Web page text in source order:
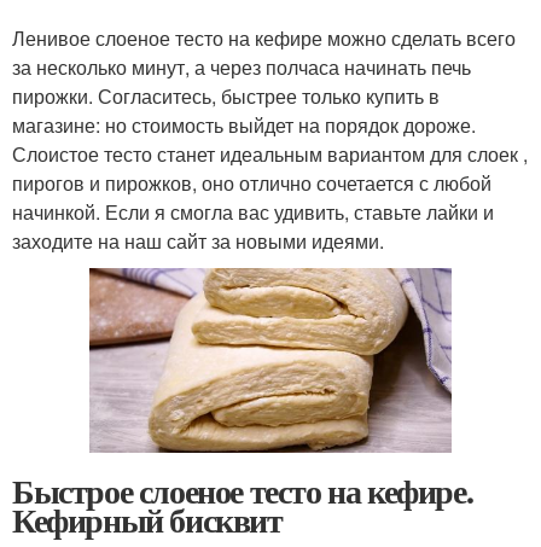
Ленивое слоеное тесто на кефире можно сделать всего
за несколько минут, а через полчаса начинать печь
пирожки. Согласитесь, быстрее только купить в
магазине: но стоимость выйдет на порядок дороже.
Слоистое тесто станет идеальным вариантом для слоек ,
пирогов и пирожков, оно отлично сочетается с любой
начинкой. Если я смогла вас удивить, ставьте лайки и
заходите на наш сайт за новыми идеями.
Быстрое слоеное тесто на кефире.
Кефирный бисквит